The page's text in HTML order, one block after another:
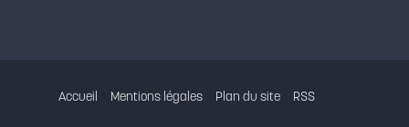
Accueil Mentions légales Plan du site RSS